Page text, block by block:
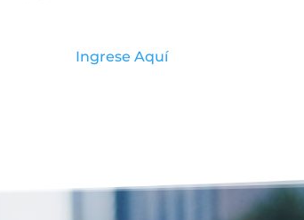
Ingrese Aquí